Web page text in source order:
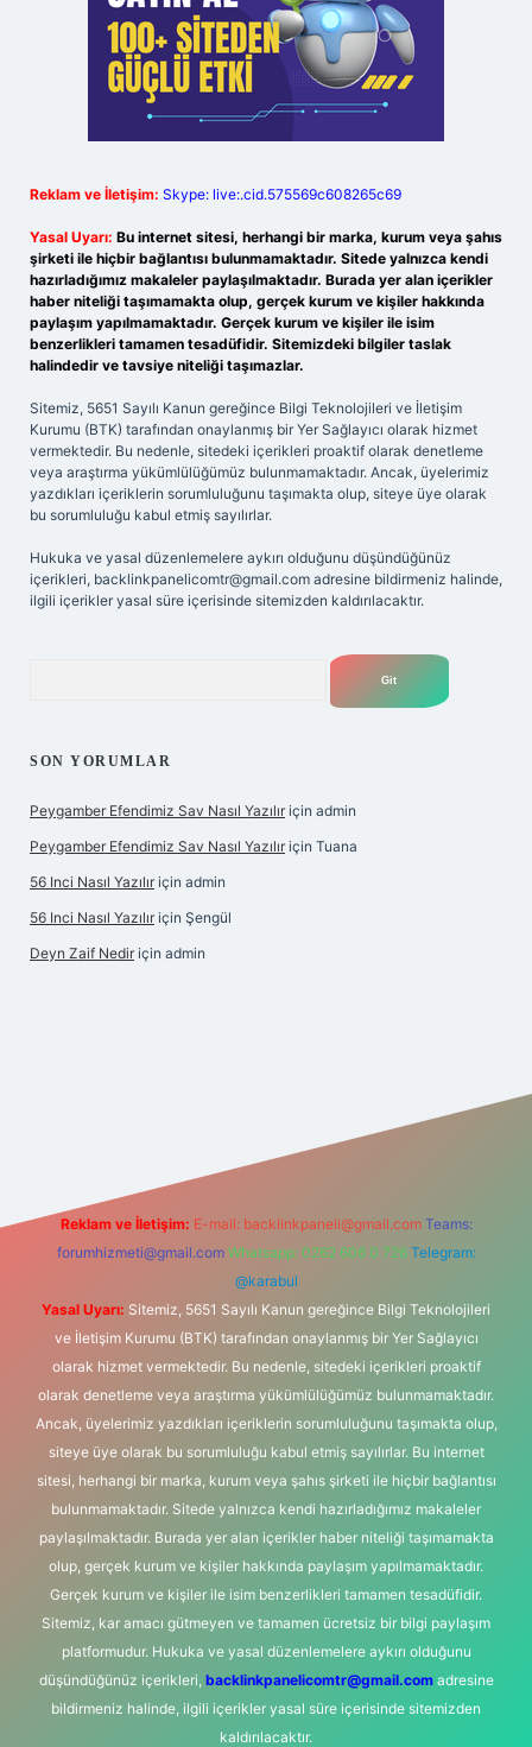
Reklam ve İletişim: Skype: live:.cid.575569c608265c69
Yasal Uyarı: Bu internet sitesi, herhangi bir marka, kurum veya şahıs
şirketi ile hiçbir bağlantısı bulunmamaktadır. Sitede yalnızca kendi
hazırladığımız makaleler paylaşılmaktadır. Burada yer alan içerikler
haber niteliği taşımamakta olup, gerçek kurum ve kişiler hakkında
paylaşım yapılmamaktadır. Gerçek kurum ve kişiler ile isim
benzerlikleri tamamen tesadüfidir. Sitemizdeki bilgiler taslak
halindedir ve tavsiye niteliği taşımazlar.
Sitemiz, 5651 Sayılı Kanun gereğince Bilgi Teknolojileri ve İletişim
Kurumu (BTK) tarafından onaylanmış bir Yer Sağlayıcı olarak hizmet
vermektedir. Bu nedenle, sitedeki içerikleri proaktif olarak denetleme
veya araştırma yükümlülüğümüz bulunmamaktadır. Ancak, üyelerimiz
yazdıkları içeriklerin sorumluluğunu taşımakta olup, siteye üye olarak
bu sorumluluğu kabul etmiş sayılırlar.
Hukuka ve yasal düzenlemelere aykırı olduğunu düşündüğünüz
içerikleri, backlinkpanelicomtr@gmail.com adresine bildirmeniz halinde,
ilgili içerikler yasal süre içerisinde sitemizden kaldırılacaktır.
SON YORUMLAR
Peygamber Efendimiz Sav Nasıl Yazılır için admin
Peygamber Efendimiz Sav Nasıl Yazılır için Tuana
56 Inci Nasıl Yazılır için admin
56 Inci Nasıl Yazılır için Şengül
Deyn Zaif Nedir için admin
Reklam ve İletişim: E-mail: backlinkpaneli@gmail.com Teams:
forumhizmeti@gmail.com Whatsapp: 0262 606 0 726 Telegram:
@karabul
Yasal Uyarı: Sitemiz, 5651 Sayılı Kanun gereğince Bilgi Teknolojileri
ve İletişim Kurumu (BTK) tarafından onaylanmış bir Yer Sağlayıcı
olarak hizmet vermektedir. Bu nedenle, sitedeki içerikleri proaktif
olarak denetleme veya araştırma yükümlülüğümüz bulunmamaktadır.
Ancak, üyelerimiz yazdıkları içeriklerin sorumluluğunu taşımakta olup,
siteye üye olarak bu sorumluluğu kabul etmiş sayılırlar. Bu internet
sitesi, herhangi bir marka, kurum veya şahıs şirketi ile hiçbir bağlantısı
bulunmamaktadır. Sitede yalnızca kendi hazırladığımız makaleler
paylaşılmaktadır. Burada yer alan içerikler haber niteliği taşımamakta
olup, gerçek kurum ve kişiler hakkında paylaşım yapılmamaktadır.
Gerçek kurum ve kişiler ile isim benzerlikleri tamamen tesadüfidir.
Sitemiz, kar amacı gütmeyen ve tamamen ücretsiz bir bilgi paylaşım
platformudur. Hukuka ve yasal düzenlemelere aykırı olduğunu
düşündüğünüz içerikleri, backlinkpanelicomtr@gmail.comadresine
bildirmeniz halinde, ilgili içerikler yasal süre içerisinde sitemizden
kaldırılacaktır.